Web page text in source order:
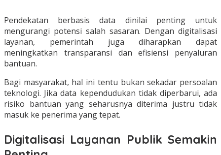
Pendekatan berbasis data dinilai penting untuk
mengurangi potensi salah sasaran. Dengan digitalisasi
layanan, pemerintah juga diharapkan dapat
meningkatkan transparansi dan efisiensi penyaluran
bantuan.
Bagi masyarakat, hal ini tentu bukan sekadar persoalan
teknologi. Jika data kependudukan tidak diperbarui, ada
risiko bantuan yang seharusnya diterima justru tidak
masuk ke penerima yang tepat.
Digitalisasi Layanan Publik Semakin